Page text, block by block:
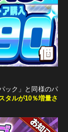
ック」と同様のパ
タルが10％増量さ